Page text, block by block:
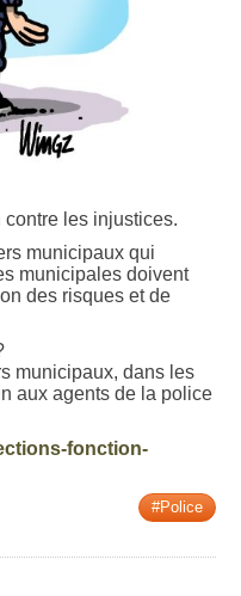
les injustices.
municipaux qui
municipales doivent
des risques et de
municipaux, dans les
aux agents de la police
fonction-
#Police